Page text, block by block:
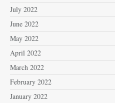
July 2022
June 2022
May 2022
April 2022
March 2022
February 2022
January 2022